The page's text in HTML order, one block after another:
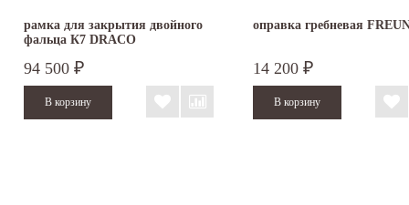
рамка для закрытия двойного
фальца К7 DRACO
94 500 ₽
оправка гребневая
14 200 ₽